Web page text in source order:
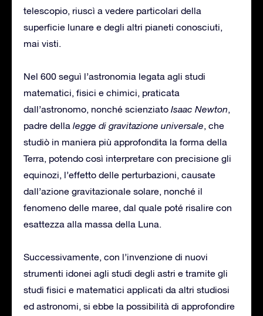
telescopio, riuscì a vedere particolari della
superficie lunare e degli altri pianeti conosciuti,
mai visti.
Nel 600 seguì l’astronomia legata agli studi
matematici, fisici e chimici, praticata
dall’astronomo, nonché scienziato Isaac Newton,
padre della legge di gravitazione universale, che
studiò in maniera più approfondita la forma della
Terra, potendo così interpretare con precisione gli
equinozi, l’effetto delle perturbazioni, causate
dall’azione gravitazionale solare, nonché il
fenomeno delle maree, dal quale poté risalire con
esattezza alla massa della Luna.
Successivamente, con l’invenzione di nuovi
strumenti idonei agli studi degli astri e tramite gli
studi fisici e matematici applicati da altri studiosi
ed astronomi, si ebbe la possibilità di approfondire